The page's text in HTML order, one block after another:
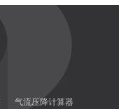
气流压降计算器